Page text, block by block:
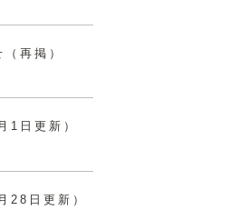
再掲）
1日更新）
28日更新）